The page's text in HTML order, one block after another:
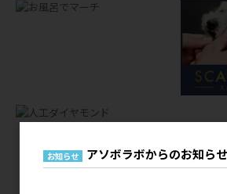
店舗オリジナ
お知らせ アソボラボからのお知らせ